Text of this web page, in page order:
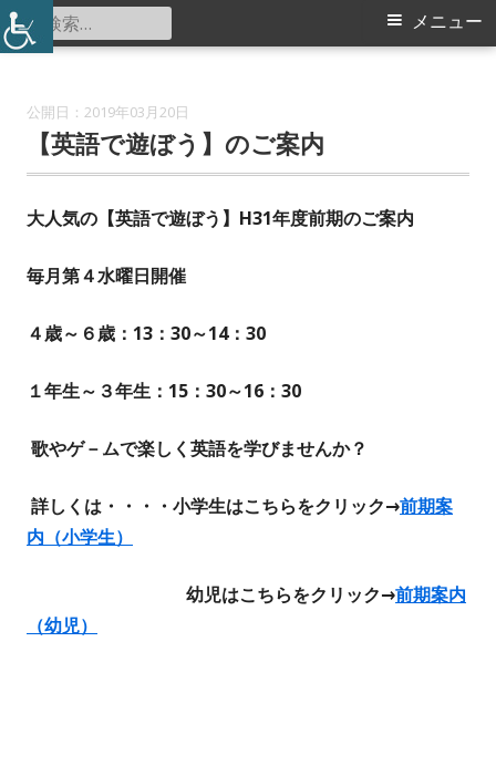
コ
ン
都田小学校コミュニティハウス
メ
メニュー
検
索:
2019年03月20日
【英語で遊ぼう】のご案内
大人気の【英語で遊ぼう】 H31年度前期のご案内
毎月第４水曜日開催
４歳～６歳 ：13：30～14：30
１年生～３年生 ：15：30～16：30
歌やゲ－ムで楽しく英語を学びませんか？
詳しくは・・・・ 小学生はこちらをクリック→前期案
内（小学生）
幼児はこちらをクリック→前期案内
（幼児）